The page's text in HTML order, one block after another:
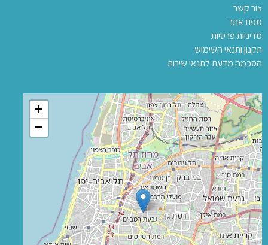
צור קשר
מפת אתר
מדיניות פרטיות
תקנון ותנאי השימוש
הסכמה מדעת לתנאי שירות
+
−